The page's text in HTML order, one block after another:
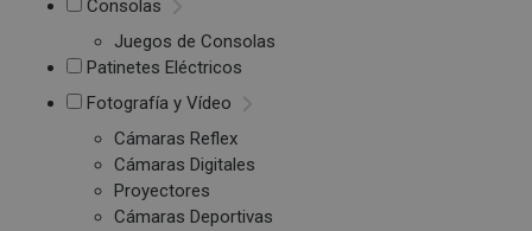
Consolas
Juegos de Consolas
Patinetes Eléctricos
Fotografía y Vídeo
Cámaras Reflex
Cámaras Digitales
Proyectores
Cámaras Deportivas